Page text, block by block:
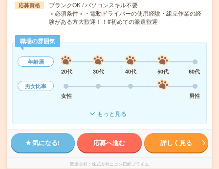
応募資格
ブランクOK / パソコンスキル不要
＜必須条件＞・電動ドライバーの使用経験・組立作業の経
験がある方大歓迎！！#初めての派遣歓迎
職場の雰囲気
年齢層
20代
30代 40代 50代
60代
男女比率
女性
男性
もっと見る
気になる! 応募へ進む 詳しく見る
派遣会社 株式会社ニコン日総プライム